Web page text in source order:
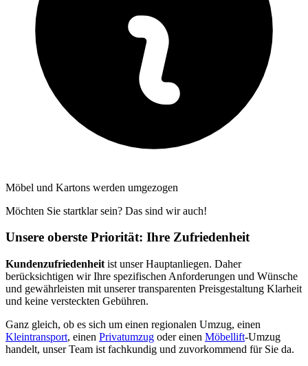
Möbel und Kartons werden umgezogen
Möchten Sie startklar sein? Das sind wir auch!
Unsere oberste Priorität: Ihre Zufriedenheit
Kundenzufriedenheit ist unser Hauptanliegen. Daher
berücksichtigen wir Ihre spezifischen Anforderungen und Wünsche
und gewährleisten mit unserer transparenten Preisgestaltung Klarheit
und keine versteckten Gebühren.
Ganz gleich, ob es sich um einen regionalen Umzug, einen
Kleintransport, einen Privatumzug oder einen Möbellift-Umzug
handelt, unser Team ist fachkundig und zuvorkommend für Sie da.